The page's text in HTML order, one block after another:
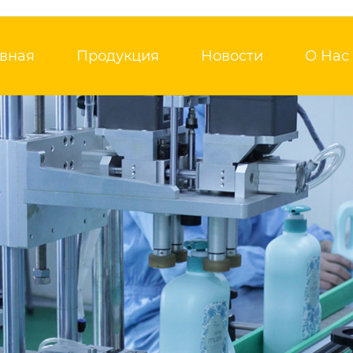
Продукция Новости О Нас